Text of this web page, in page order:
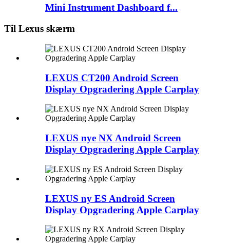
Mini Instrument Dashboard f...
Til Lexus skærm
LEXUS CT200 Android Screen
Display Opgradering Apple Carplay
LEXUS nye NX Android Screen
Display Opgradering Apple Carplay
LEXUS ny ES Android Screen
Display Opgradering Apple Carplay